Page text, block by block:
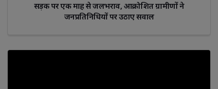
सड़क पर एक माह से जलभराव, आक्रोशित ग्रामीणों ने
जनप्रतिनिधियों पर उठाए सवाल